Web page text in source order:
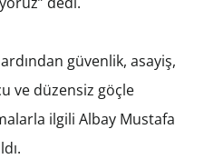
ardından güvenlik, asayiş,
ve düzensiz göçle
ilgili Albay Mustafa